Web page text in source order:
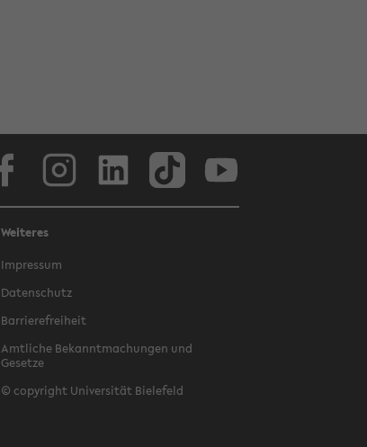
Weiteres
Impressum
Datenschutz
Barrierefreiheit
Amtliche Bekanntmachungen und
Gesetze
© copyright Universität Bielefeld